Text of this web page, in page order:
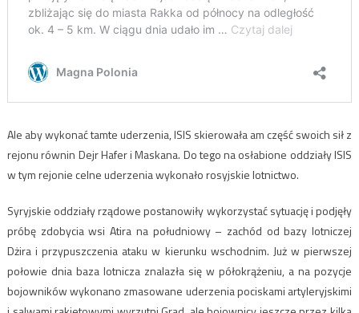
Ale aby wykonać tamte uderzenia, ISIS skierowała am część swoich sił z
rejonu równin Dejr Hafer i Maskana. Do tego na osłabione oddziały ISIS
w tym rejonie celne uderzenia wykonało rosyjskie lotnictwo.
Syryjskie oddziały rządowe postanowiły wykorzystać sytuację i podjęły
próbę zdobycia wsi Atira na południowy – zachód od bazy lotniczej
Dżira i przypuszczenia ataku w kierunku wschodnim. Już w pierwszej
połowie dnia baza lotnicza znalazła się w półokrążeniu, a na pozycje
bojowników wykonano zmasowane uderzenia pociskami artyleryjskimi